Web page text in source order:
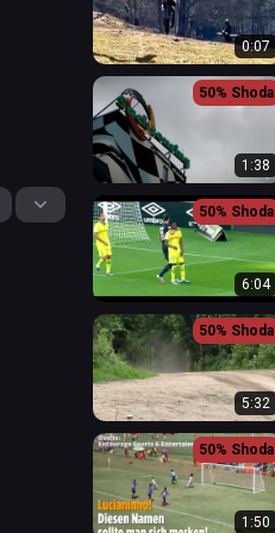
0:07
50% Shoda
1:38
50% Shoda
6:04
50% Shoda
5:32
50% Shoda
1:50